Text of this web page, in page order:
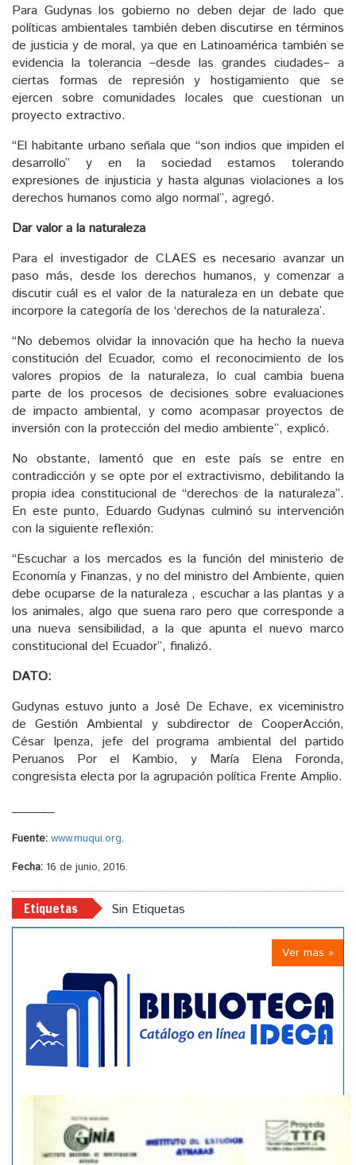
Para Gudynas los gobierno no deben dejar de lado que
políticas ambientales también deben discutirse en términos
de justicia y de moral, ya que en Latinoamérica también se
evidencia la tolerancia –desde las grandes ciudades– a
ciertas formas de represión y hostigamiento que se
ejercen sobre comunidades locales que cuestionan un
proyecto extractivo.
“El habitante urbano señala que “son indios que impiden el
desarrollo” y en la sociedad estamos tolerando
expresiones de injusticia y hasta algunas violaciones a los
derechos humanos como algo normal”, agregó.
Dar valor a la naturaleza
Para el investigador de CLAES es necesario avanzar un
paso más, desde los derechos humanos, y comenzar a
discutir cuál es el valor de la naturaleza en un debate que
incorpore la categoría de los ‘derechos de la naturaleza’.
“No debemos olvidar la innovación que ha hecho la nueva
constitución del Ecuador, como el reconocimiento de los
valores propios de la naturaleza, lo cual cambia buena
parte de los procesos de decisiones sobre evaluaciones
de impacto ambiental, y como acompasar proyectos de
inversión con la protección del medio ambiente”, explicó.
No obstante, lamentó que en este país se entre en
contradicción y se opte por el extractivismo, debilitando la
propia idea constitucional de “derechos de la naturaleza”.
En este punto, Eduardo Gudynas culminó su intervención
con la siguiente reflexión:
“Escuchar a los mercados es la función del ministerio de
Economía y Finanzas, y no del ministro del Ambiente, quien
debe ocuparse de la naturaleza , escuchar a las plantas y a
los animales, algo que suena raro pero que corresponde a
una nueva sensibilidad, a la que apunta el nuevo marco
constitucional del Ecuador”, finalizó.
DATO:
Gudynas estuvo junto a José De Echave, ex viceministro
de Gestión Ambiental y subdirector de CooperAcción,
César Ipenza, jefe del programa ambiental del partido
Peruanos Por el Kambio, y María Elena Foronda,
congresista electa por la agrupación política Frente Amplio.
Fuente: www.muqui.org.
Fecha: 16 de junio, 2016.
Etiquetas Sin Etiquetas
Ver mas »